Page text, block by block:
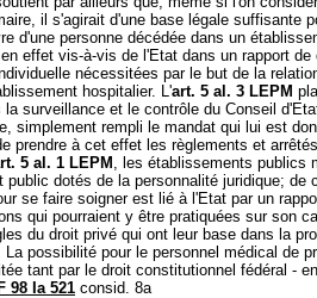
il s'agirait d'une base légale suffisante
d'une personne décédée dans un
effet vis-à-vis de l'Etat dans un rapport
nécessitées par le but de la
hospitalier. L'art. 5 al. 3 LEPM
surveillance et le contrôle du Conseil
simplement rempli le mandat qui lui est
prendre à cet effet les règlements et
5 al. 1 LEPM , les établissements publics
public dotés de la personnalité juridique; de
se faire soigner est lié à l'Etat par un
qui pourraient y être pratiquées sur son
du droit privé qui ont leur base dans la
La possibilité pour le personnel médical de
tant par le droit constitutionnel fédéral -
98 Ia 521 consid. 8a